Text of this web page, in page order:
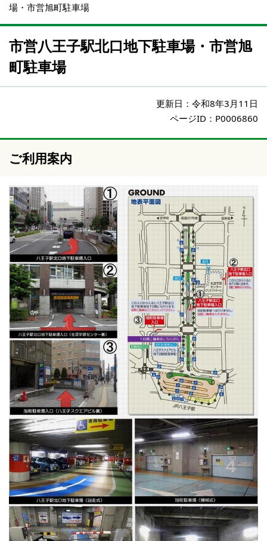
場・市営旭町駐車場
市営八王子駅北口地下駐車場・市営旭
町駐車場
更新日： 令和8年3月11日
ページID：P0006860
ご利用案内